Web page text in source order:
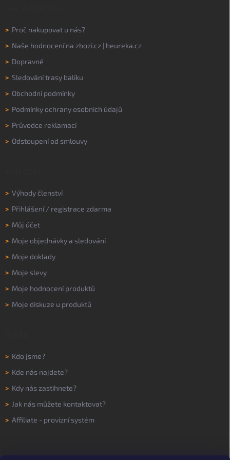
> Proč nakupovat u nás?
> Naše hodnocení na zbozi.cz | heureka.cz
> Dopravné
> Sledování trasy balíku
> Obchodní podmínky
> Podmínky ochrany osobních údajů
> Průvodce reklamací
> Odstoupení od smlouvy
> Výhody členství
> Přihlášení/ registrace zdarma
> Můj účet
> Moje objednávky a sledování
> Moje doklady
> Moje slevy
> Moje hodnocení produktů
> Moje diskuze u produktů
> Kdo jsme?
> Kde nás najdete?
> Kdy nás zastihnete?
> Jak nás můžete kontaktovat?
> Affiliate - provizní systém